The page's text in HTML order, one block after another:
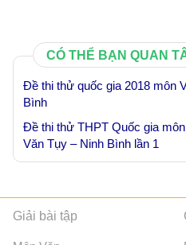
CÓ THỂ BẠN QUAN
Đề thi thử quốc gia 2018 môn
Bình
Đề thi thử THPT Quốc gia
Văn Tụy – Ninh Bình lần 1
Giải bài tập